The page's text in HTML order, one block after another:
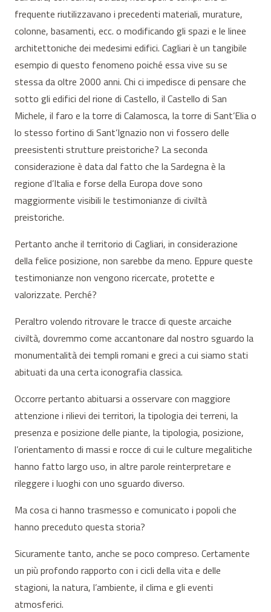
frequente riutilizzavano i precedenti materiali, murature,
colonne, basamenti, ecc. o modificando gli spazi e le linee
architettoniche dei medesimi edifici. Cagliari è un tangibile
esempio di questo fenomeno poiché essa vive su se
stessa da oltre 2000 anni. Chi ci impedisce di pensare che
sotto gli edifici del rione di Castello, il Castello di San
Michele, il faro e la torre di Calamosca, la torre di Sant’Elia o
lo stesso fortino di Sant’Ignazio non vi fossero delle
preesistenti strutture preistoriche? La seconda
considerazione è data dal fatto che la Sardegna è la
regione d’Italia e forse della Europa dove sono
maggiormente visibili le testimonianze di civiltà
preistoriche.
Pertanto anche il territorio di Cagliari, in considerazione
della felice posizione, non sarebbe da meno. Eppure queste
testimonianze non vengono ricercate, protette e
valorizzate. Perché?
Peraltro volendo ritrovare le tracce di queste arcaiche
civiltà, dovremmo come accantonare dal nostro sguardo la
monumentalità dei templi romani e greci a cui siamo stati
abituati da una certa iconografia classica.
Occorre pertanto abituarsi a osservare con maggiore
attenzione i rilievi dei territori, la tipologia dei terreni, la
presenza e posizione delle piante, la tipologia, posizione,
l’orientamento di massi e rocce di cui le culture megalitiche
hanno fatto largo uso, in altre parole reinterpretare e
rileggere i luoghi con uno sguardo diverso.
Ma cosa ci hanno trasmesso e comunicato i popoli che
hanno preceduto questa storia?
Sicuramente tanto, anche se poco compreso. Certamente
un più profondo rapporto con i cicli della vita e delle
stagioni, la natura, l’ambiente, il clima e gli eventi
atmosferici.